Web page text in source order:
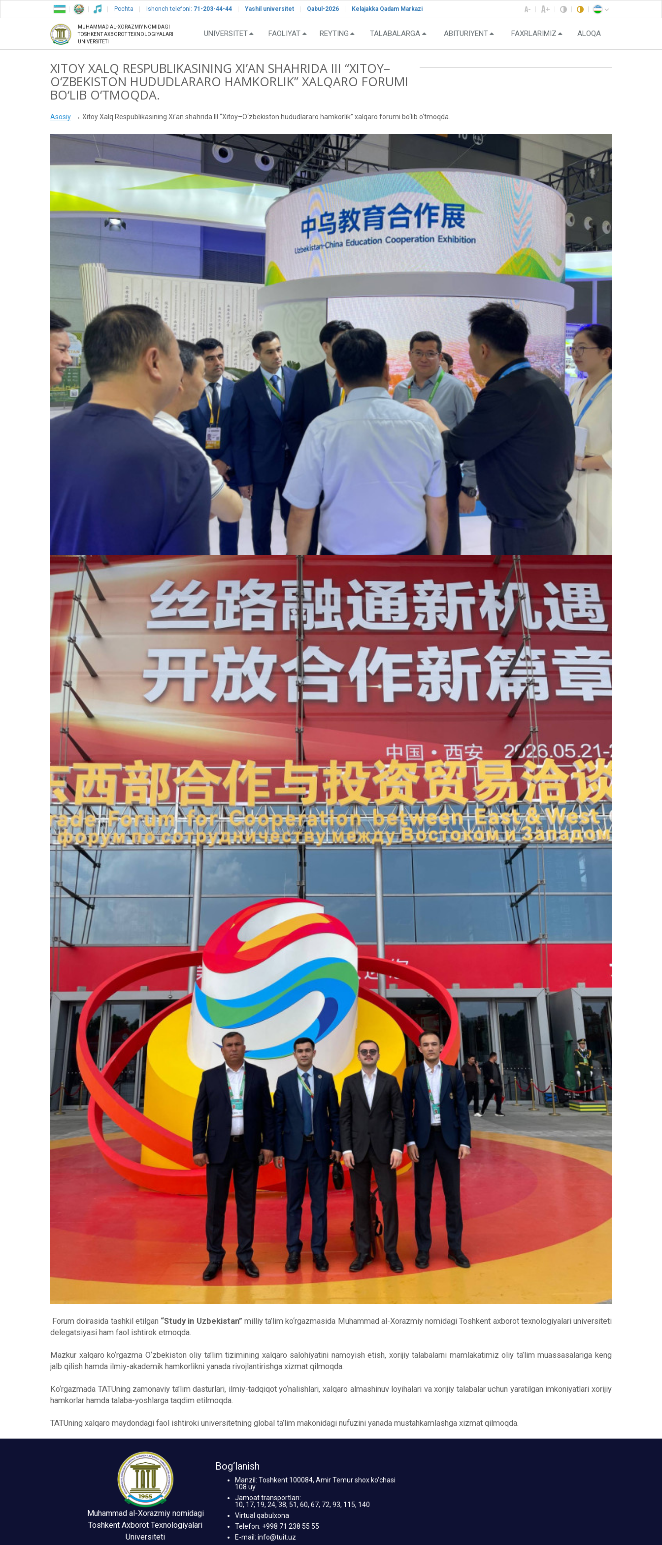
Pochta Ishonch telefoni: 71-203-44-44 Yashil universitet Qabul-2026 Kelajakka Qadam Markazi
MUHAMMAD AL-XORAZMIY NOMIDAGI
TOSHKENT AXBOROT TEXNOLOGIYALARI
UNIVERSITETI
UNIVERSITET FAOLIYAT REYTING TALABALARGA ABITURIYENT FAXRLARIMIZ ALOQA
XITOY XALQ RESPUBLIKASINING XI’AN SHAHRIDA III “XITOY–
O‘ZBEKISTON HUDUDLARARO HAMKORLIK” XALQARO FORUMI
BO‘LIB O‘TMOQDA.
Asosiy Xitoy Xalq Respublikasining Xi’an shahrida III “Xitoy–O‘zbekiston hududlararo hamkorlik” xalqaro forumi bo‘lib o‘tmoqda.
Forum doirasida tashkil etilgan “Study in Uzbekistan” milliy ta’lim ko‘rgazmasida Muhammad al-Xorazmiy nomidagi Toshkent axborot texnologiyalari universiteti
delegatsiyasi ham faol ishtirok etmoqda.
Mazkur xalqaro ko‘rgazma O‘zbekiston oliy ta’lim tizimining xalqaro salohiyatini namoyish etish, xorijiy talabalarni mamlakatimiz oliy ta’lim muassasalariga keng
jalb qilish hamda ilmiy-akademik hamkorlikni yanada rivojlantirishga xizmat qilmoqda.
Ko‘rgazmada TATUning zamonaviy ta’lim dasturlari, ilmiy-tadqiqot yo‘nalishlari, xalqaro almashinuv loyihalari va xorijiy talabalar uchun yaratilgan imkoniyatlari xorijiy
hamkorlar hamda talaba-yoshlarga taqdim etilmoqda.
TATUning xalqaro maydondagi faol ishtiroki universitetning global ta’lim makonidagi nufuzini yanada mustahkamlashga xizmat qilmoqda.
Muhammad al-Xorazmiy nomidagi
Toshkent Axborot Texnologiyalari
Universiteti
Bog‘lanish
Manzil: Toshkent 100084, Amir Temur shox ko‘chasi
108 uy
Jamoat transportlari:
10, 17, 19, 24, 38, 51, 60, 67, 72, 93, 115, 140
Virtual qabulxona
Telefon: +998 71 238 55 55
E-mail: info@tuit.uz